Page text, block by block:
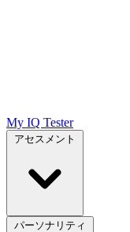
My IQ Tester
アセスメント
パーソナリティ